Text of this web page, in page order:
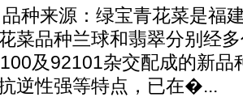
品种来源：绿宝青花菜是福
菜品种兰球和翡翠分别经
及92101杂交配成的新品
逆性强等特点，已在�...